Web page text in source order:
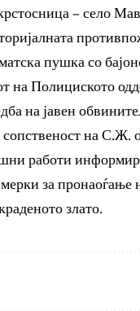
– село
пушка со
на Полициското
на јавен
на С.Ж.
работи
за пронаоѓање
злато.